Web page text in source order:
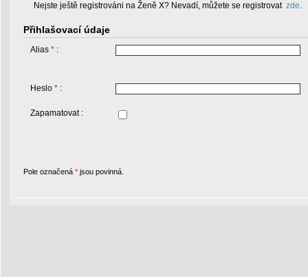
Nejste ještě registrováni na Ženě X? Nevadí, můžete se registrovat zde.
Přihlašovací údaje
Alias * :
Heslo * :
Zapamatovat :
Pole označená * jsou povinná.